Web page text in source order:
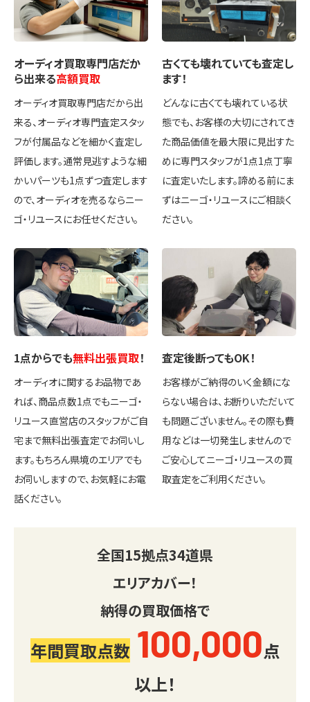
オーディオ買取専門店だか
ら出来る高額買取
オーディオ買取専門店だから出
来る、オーディオ専門査定スタッ
フが付属品などを細かく査定し
評価します。通常見逃すような細
かいパーツも1点ずつ査定します
ので、オーディオを売るならニー
ゴ・リユースにお任せください。
古くても壊れていても査定し
ます！
どんなに古くても壊れている状
態でも、お客様の大切にされてき
た商品価値を最大限に見出すた
めに専門スタッフが1点1点丁寧
に査定いたします。諦める前にま
ずはニーゴ・リユースにご相談く
ださい。
1点からでも無料出張買取！
オーディオに関するお品物であ
れば、商品点数1点でもニーゴ・
リユース直営店のスタッフがご自
宅まで無料出張査定でお伺いし
ます。もちろん県境のエリアでも
お伺いしますので、お気軽にお電
話ください。
査定後断ってもOK！
お客様がご納得のいく金額にな
らない場合は、お断りいただいて
も問題ございません。その際も費
用などは一切発生しませんので
ご安心してニーゴ・リユースの買
取査定をご利用ください。
全国15拠点34道県
エリアカバー！
納得の買取価格で
年間買取点数 100,000点
以上！